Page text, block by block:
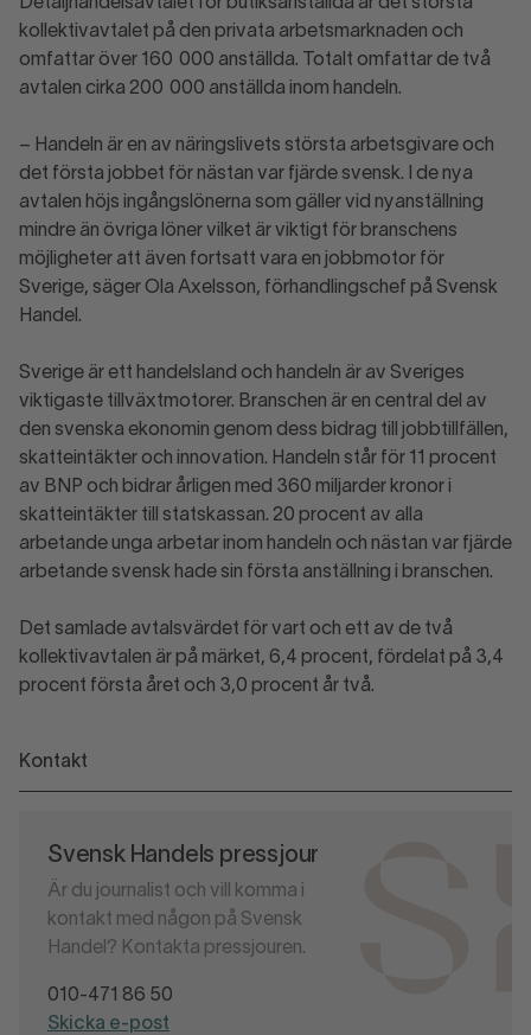
Detaljhandelsavtalet för butiksanställda är det största
kollektivavtalet på den privata arbetsmarknaden och
omfattar över 160 000 anställda. Totalt omfattar de två
avtalen cirka 200 000 anställda inom handeln.
– Handeln är en av näringslivets största arbetsgivare och
det första jobbet för nästan var fjärde svensk. I de nya
avtalen höjs ingångslönerna som gäller vid nyanställning
mindre än övriga löner vilket är viktigt för branschens
möjligheter att även fortsatt vara en jobbmotor för
Sverige, säger Ola Axelsson, förhandlingschef på Svensk
Handel.
Sverige är ett handelsland och handeln är av Sveriges
viktigaste tillväxtmotorer. Branschen är en central del av
den svenska ekonomin genom dess bidrag till jobbtillfällen,
skatteintäkter och innovation. Handeln står för 11 procent
av BNP och bidrar årligen med 360 miljarder kronor i
skatteintäkter till statskassan. 20 procent av alla
arbetande unga arbetar inom handeln och nästan var fjärde
arbetande svensk hade sin första anställning i branschen.
Det samlade avtalsvärdet för vart och ett av de två
kollektivavtalen är på märket, 6,4 procent, fördelat på 3,4
procent första året och 3,0 procent år två.
Kontakt
Svensk Handels pressjour
Är du journalist och vill komma i
kontakt med någon på Svensk
Handel? Kontakta pressjouren.
010-471 86 50
Skicka e-post